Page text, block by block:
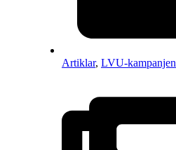
Artiklar, LVU-kampanjen